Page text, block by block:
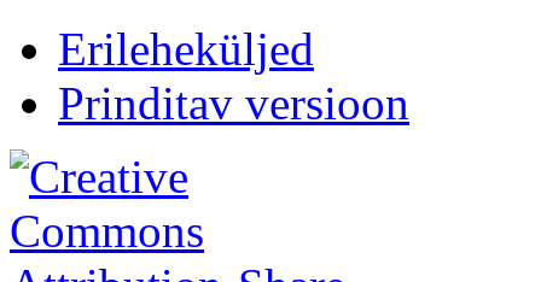
Erileheküljed
Prinditav versioon